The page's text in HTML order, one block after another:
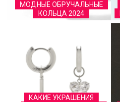
МОДНЫЕ ОБРУЧАЛЬНЫЕ
КОЛЬЦА 2024
КАКИЕ УКРАШЕНИЯ